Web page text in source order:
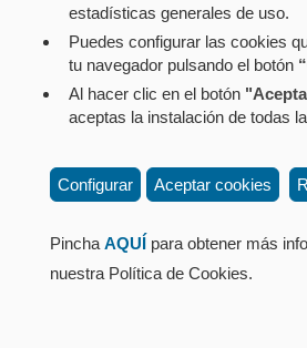
Aviso legal Política de privacidad
Mapa web
Configuración de cookies
Contacto: Paseo de Sarasate nº 38,
corporacion@cpen.es
estadísticas generales de uso.
Puedes configurar las cookies
tu navegador pulsando el botón
Al hacer clic en el botón
aceptas la instalación de todas
Configurar Aceptar cookies
Pincha AQUÍ para obtener más
nuestra Política de Cookies.